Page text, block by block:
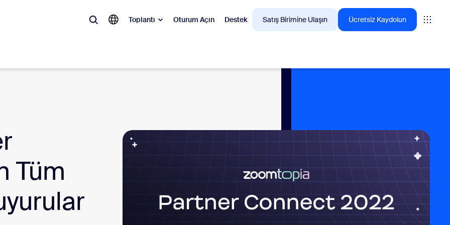
Toplantı Oturum Açın Destek Satış Birimine Ulaşın Ücretsiz Kaydolun
Canvas
alma aracınız My Notes
Her türlü sanal veya yüz yüze toplantıyı
otomatik olarak kaydeder, özetler ve
eylem maddelerini çıkarır.
Tüm